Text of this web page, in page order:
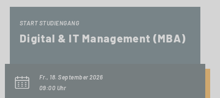
START STUDIENGANG
Digital & IT Management (MBA)
Fr., 18. September 2026
09:00 Uhr